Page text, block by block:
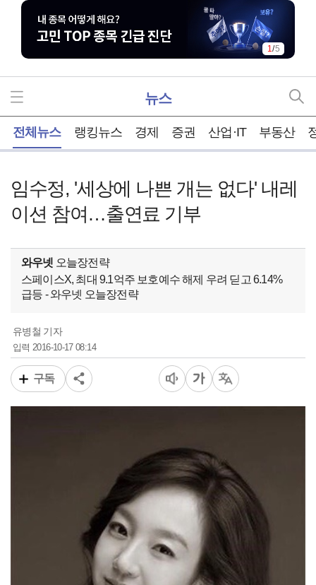
1/5
뉴스
전체뉴스 랭킹뉴스 경제 증권 산업·IT 부동산
임수정, '세상에 나쁜 개는 없다' 내레
이션 참여…출연료 기부
와우넷 오늘장전략
스페이스X, 최대 9.1억주 보호예수 해제 우려 딛고 6.14%
급등 - 와우넷 오늘장전략
유병철 기자
입력2016-10-17 08:14
구독